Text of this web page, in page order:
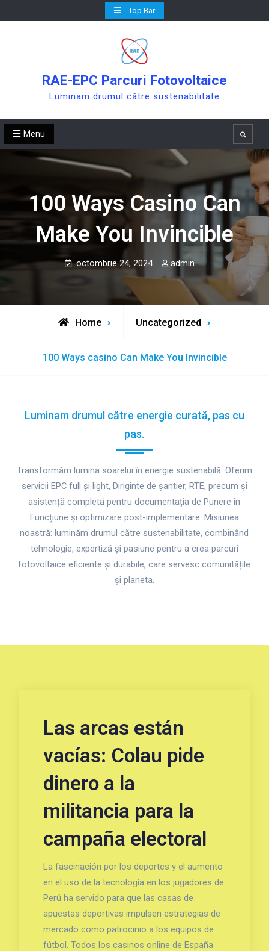
to
Top Bar
RAE-EPC Parcuri Fotovoltaice
Luminam drumul către sustenabilitate
Menu Search
100 Ways Casino Can
Make You Invincible
octombrie 24, 2024 admin
Home Uncategorized
100 Ways casino Can Make You Invincible
Luminam drumul către energie curată, pas cu
pas.
Transformăm lumina soarelui în energie sustenabilă. Oferim
servicii EPC full și light, Diriginte de șantier, RTE, precum și
asistență completă pentru documentația de Punere în
Funcțiune și optimizare post-implementare. Misiunea
noastră: luminăm drumul către sustenabilitate, combinând
tehnologie, expertiză și pasiune pentru a crea parcuri
fotovoltaice eficiente și durabile, care servesc comunitățile
și planeta.
Las arcas están
vacías: Colau pide
dinero a la
militancia para la
campaña electoral
La fascinación por los deportes y el aumento
en el uso de la tecnología en los jugadores de
Perú ha servido para que las casas de
apuestas deportivas impulsen estrategias de
mercado como patrocinio a los equipos de
fútbol. Todos los casinos online de España